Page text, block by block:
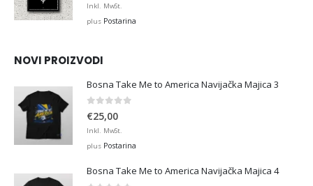
Inkl. MwSt.
plus Postarina
NOVI PROIZVODI
Bosna Take Me to America Navijačka Majica 3
0 out of 5
€25,00
Inkl. MwSt.
plus Postarina
Bosna Take Me to America Navijačka Majica 4